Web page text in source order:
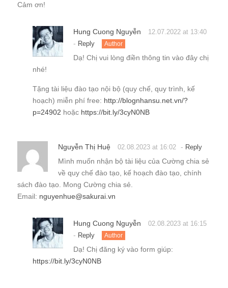
Cảm ơn!
Hung Cuong Nguyễn 12.07.2022 at 13:40
- Reply Author
Dạ! Chị vui lòng điền thông tin vào đây chị
nhé!
Tặng tài liệu đào tạo nội bộ (quy chế, quy trình, kế
hoạch) miễn phí free: http://blognhansu.net.vn/?
p=24902 hoặc https://bit.ly/3cyN0NB
Nguyễn Thị Huệ 02.08.2023 at 16:02 - Reply
Mình muốn nhận bộ tài liệu của Cường chia sẻ
về quy chế đào tạo, kế hoạch đào tạo, chính
sách đào tạo. Mong Cường chia sẻ.
Email: nguyenhue@sakurai.vn
Hung Cuong Nguyễn 02.08.2023 at 16:15
- Reply Author
Dạ! Chị đăng ký vào form giúp:
https://bit.ly/3cyN0NB